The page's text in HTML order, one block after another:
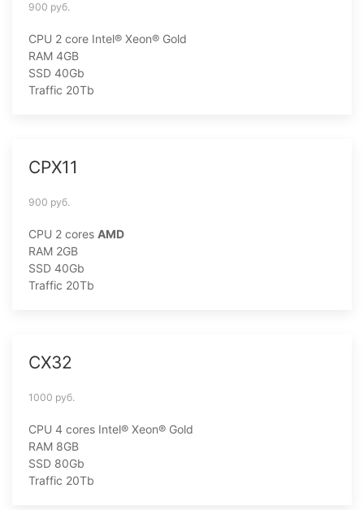
900 руб.
CPU 2 core Intel® Xeon® Gold
RAM 4GB
SSD 40Gb
Traffic 20Tb
CPX11
900 руб.
CPU 2 cores AMD
RAM 2GB
SSD 40Gb
Traffic 20Tb
CX32
1000 руб.
CPU 4 cores Intel® Xeon® Gold
RAM 8GB
SSD 80Gb
Traffic 20Tb